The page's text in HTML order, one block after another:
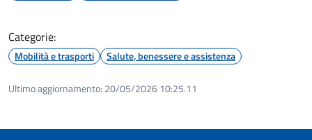
Categorie:
Mobilità e trasporti Salute, benessere e assistenza
Ultimo aggiornamento: 20/05/2026 10:25.11